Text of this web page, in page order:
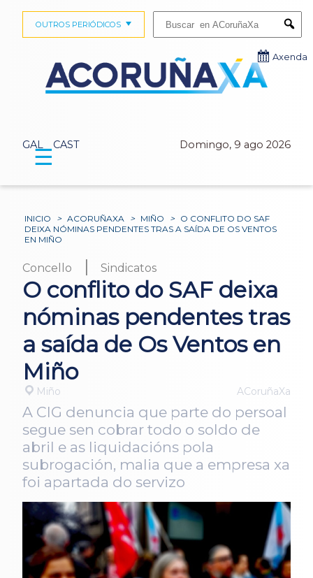
GAL CAST Domingo, 9 ago 2026
OUTROS PERIÓDICOS
Axenda
☰
INICIO > ACORUÑAXA > MIÑO > O CONFLITO DO SAF
DEIXA NÓMINAS PENDENTES TRAS A SAÍDA DE OS VENTOS
EN MIÑO
Concello | Sindicatos
O conflito do SAF deixa
nóminas pendentes tras
a saída de Os Ventos en
Miño
Miño ACoruñaXa
A CIG denuncia que parte do persoal
segue sen cobrar todo o soldo de
abril e as liquidacións pola
subrogación, malia que a empresa xa
foi apartada do servizo